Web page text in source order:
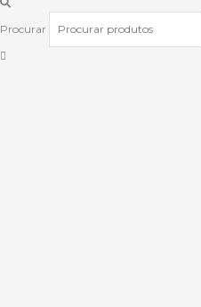
Procurar